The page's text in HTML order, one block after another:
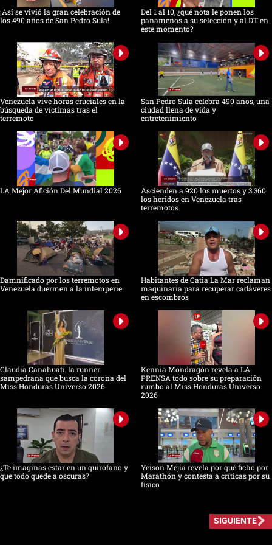
¡Así se vivió la gran celebración de
los 490 años de San Pedro Sula!
Del 1 al 10, ¿qué nota le ponen los
panameños a su selección y al DT en
este momento?
Venezuela vive horas cruciales en la
búsqueda de víctimas tras el
terremoto
San Pedro Sula celebra 490 años, una
ciudad llena de vida y
entretenimiento
LA Mejor Afición Del Mundial 2026
Ascienden a 920 los muertos y 3.360
los heridos en Venezuela tras
terremotos
Damnificado por los terremotos en
Venezuela duermen a la intemperie
Habitantes de Catia La Mar reclaman
maquinaria para recuperar cadáveres
en escombros
Claudia Canahuati: la runner
sampedrana que busca la corona del
Miss Honduras Universo 2026
Kennia Mondragón revela a LA
PRENSA todo sobre su preparación
rumbo al Miss Honduras Universo
2026
¿Te imaginas estar en un quirófano y
que todo quede a oscuras?
Yeison Mejía revela por qué fichó por
Marathón y contesta a críticas por su
físico
SIGUIENTE